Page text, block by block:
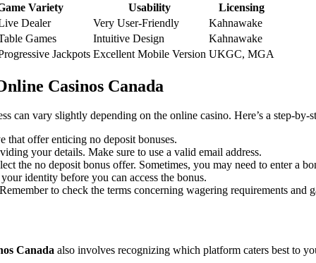
Variety Usability
Licensing
Dealer
Very User-Friendly
Kahnawake
Games
Intuitive Design
Kahnawake
Jackpots Excellent Mobile Version UKGC, MGA
Casinos Canada
can vary slightly depending on the online casino. Here’s a step-
that offer enticing no deposit bonuses.
your details. Make sure to use a valid email address.
the no deposit bonus offer. Sometimes, you may need to enter a
identity before you can access the bonus.
to check the terms concerning wagering requirements and
Canada also involves recognizing which platform caters best to